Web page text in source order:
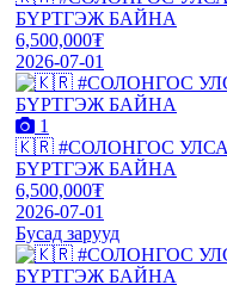
БҮРТГЭЖ БАЙНА
6,500,000₮
2026-07-01
1
🇰🇷 #СОЛОНГОС
БҮРТГЭЖ БАЙНА
6,500,000₮
2026-07-01
Бусад зарууд